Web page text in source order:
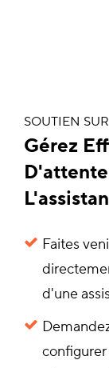
SOUTIEN
Gérez
Faites
d'une